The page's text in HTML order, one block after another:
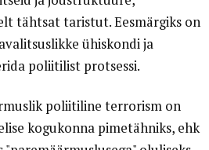
tähtsat taristut. Eesmärgiks on
ühiskondi ja
poliitilist protsessi.
poliitiline terrorism on
kogukonna pimetähniks, ehk